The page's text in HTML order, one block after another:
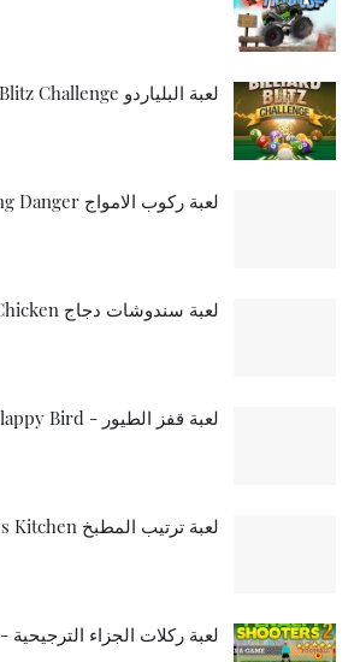
لعبة البلياردو Billiard Blitz Challenge
لعبة ركوب الامواج Surfing Danger
لعبة سندوشات دجاج Sandwich with Chicken
لعبة قفز الطيور - Flappy Bird
لعبة ترتيب المطبخ Mommys Kitchen
لعبة ركلات الجزاء الترجيحية - Penalty Shooters 2